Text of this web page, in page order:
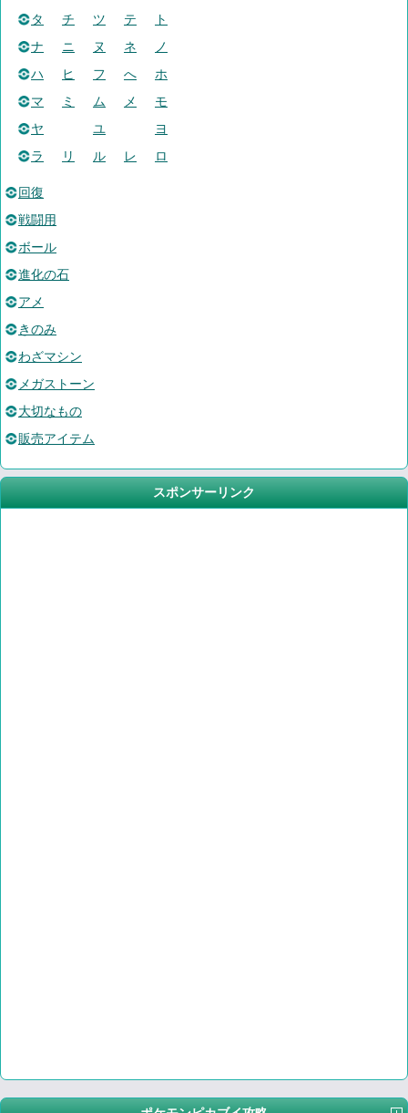
タ
チ ツ テ
ト
ナ
ニ ヌ ネ
ノ
ハ
ヒ フ へ
ホ
マ
ミ ム メ
モ
ヤ
ユ
ヨ
ラ
リ ル レ ロ
回復
戦闘用
ボール
進化の石
アメ
きのみ
わざマシン
メガストーン
大切なもの
販売アイテム
スポンサーリンク